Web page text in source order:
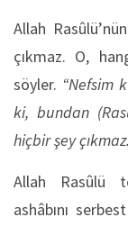
Allah
çıkmaz. O,
söyler. “Nefsim
ki, bundan
hiçbir şey
Allah Rasûlü
ashâbını